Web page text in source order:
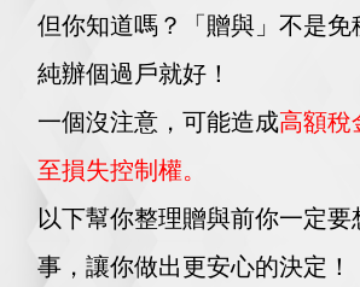
但你知道嗎？「贈與」不是免
純辦個過戶就好！
一個沒注意，可能造成高額稅
至損失控制權。
以下幫你整理贈與前你一定要
事，讓你做出更安心的決定！